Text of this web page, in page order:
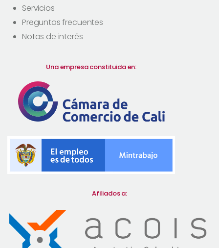
Servicios
Preguntas frecuentes
Notas de interés
Una empresa constituida en:
Afiliados a: